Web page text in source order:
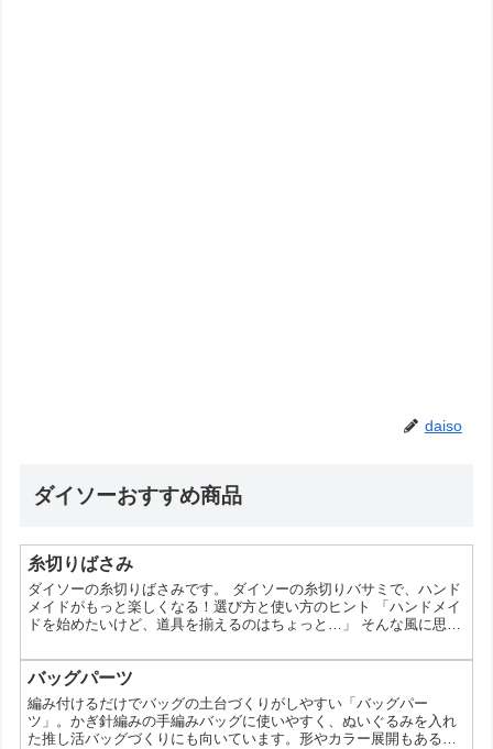
daiso
ダイソーおすすめ商品
糸切りばさみ
ダイソーの糸切りばさみです。 ダイソーの糸切りバサミで、ハンド
メイドがもっと楽しくなる！選び方と使い方のヒント 「ハンドメイ
ドを始めたいけど、道具を揃えるのはちょっと…」 そんな風に思っ
裁縫にも使える糸切りバサミが豊富に揃っているんです。 今回は、
ダイソーの糸切りバサミの魅力や選び方、そして使い方のヒントま
でご紹介します。ハンドメイド初心者さんも、ぜひ参考にしてみて
ください！ 1位 【初心者さんにおすすめ！】ステン...
バッグパーツ
編み付けるだけでバッグの土台づくりがしやすい「バッグパー
ツ」。かぎ針編みの手編みバッグに使いやすく、ぬいぐるみを入れ
た推し活バッグづくりにも向いています。形やカラー展開もあるの